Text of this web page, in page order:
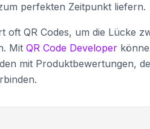
perfekten Zeitpunkt liefern.
oft QR Codes, um die Lücke
Mit QR Code Developer
mit Produktbewertungen,